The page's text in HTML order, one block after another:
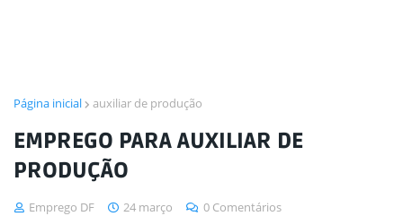
Página inicial auxiliar de produção
EMPREGO PARA AUXILIAR DE
PRODUÇÃO
Emprego DF 24 março 0 Comentários